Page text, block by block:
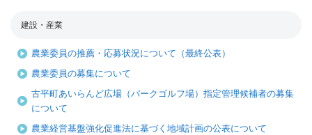
建設・産業
農業委員の推薦・応募状況について（最終公表）
農業委員の募集について
古平町あいらんど広場（パークゴルフ場）指定管理候補者の募集
について
農業経営基盤強化促進法に基づく地域計画の公表について